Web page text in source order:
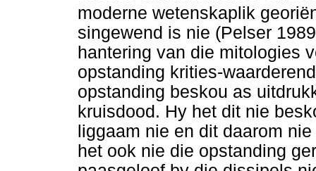
moderne wetenskaplik
singewend is nie (Pelser
hantering van die mitologies
opstanding krities-
opstanding beskou as
kruisdood. Hy het dit nie
liggaam nie en dit daarom
het ook nie die opstanding